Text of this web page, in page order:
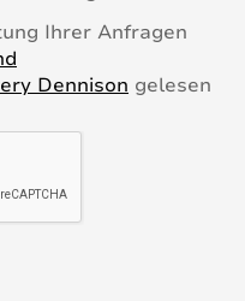
Ihrer Anfragen
Dennison gelesen